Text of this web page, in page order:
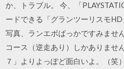
か、トラブル。 今、「
ードできる「グランツーリスモHD
写真、ランエボばっかですみませ
コース（逆走あり）しかありませ
７」よりよっぽど面白いよ。（笑